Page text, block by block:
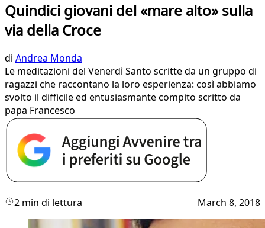
Quindici giovani del «mare alto» sulla
via della Croce
di Andrea Monda
Le meditazioni del Venerdì Santo scritte da un gruppo di
ragazzi che raccontano la loro esperienza: così abbiamo
svolto il difficile ed entusiasmante compito scritto da
papa Francesco
2 min di lettura March 8, 2018